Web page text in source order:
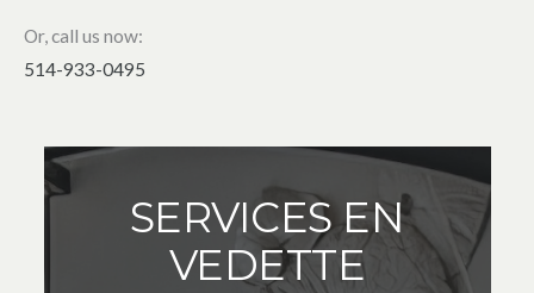
Or, call us now:
514-933-0495
SERVICES EN
VEDETTE